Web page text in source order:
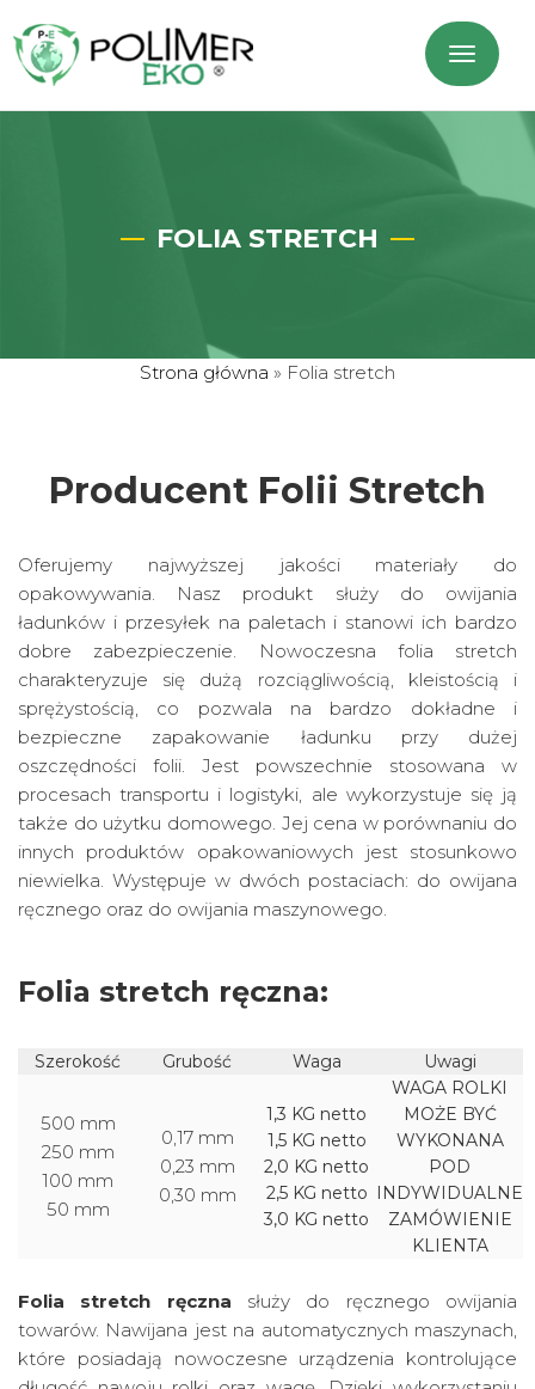
FOLIA STRETCH
Strona główna » Folia stretch
Producent Folii Stretch
Oferujemy najwyższej jakości materiały do
opakowywania. Nasz produkt służy do owijania
ładunków i przesyłek na paletach i stanowi ich bardzo
dobre zabezpieczenie. Nowoczesna folia stretch
charakteryzuje się dużą rozciągliwością, kleistością i
sprężystością, co pozwala na bardzo dokładne i
bezpieczne zapakowanie ładunku przy dużej
oszczędności folii. Jest powszechnie stosowana w
procesach transportu i logistyki, ale wykorzystuje się ją
także do użytku domowego. Jej cena w porównaniu do
innych produktów opakowaniowych jest stosunkowo
niewielka. Występuje w dwóch postaciach: do owijana
ręcznego oraz do owijania maszynowego.
Folia stretch ręczna:
Szerokość Grubość Waga Uwagi
500 mm
250 mm
100 mm
50 mm
0,17 mm
0,23 mm
0,30 mm
1,3 KG netto
1,5 KG netto
2,0 KG netto
2,5 KG netto
3,0 KG netto
WAGA ROLKI
MOŻE BYĆ
WYKONANA
POD
INDYWIDUALNE
ZAMÓWIENIE
KLIENTA
Folia stretch ręczna służy do ręcznego owijania
towarów. Nawijana jest na automatycznych maszynach,
które posiadają nowoczesne urządzenia kontrolujące